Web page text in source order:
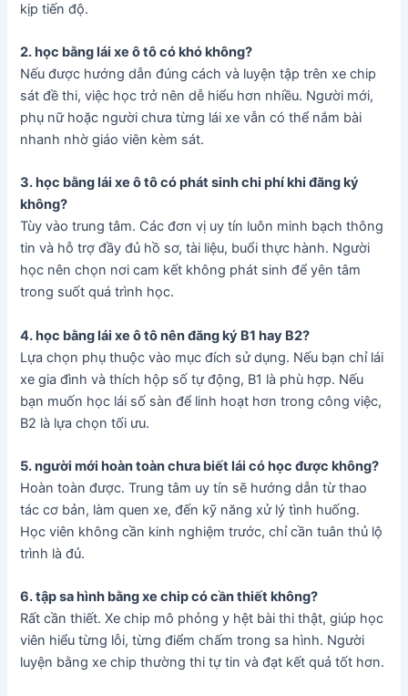
kịp tiến độ.
2. học bằng lái xe ô tô có khó không?
Nếu được hướng dẫn đúng cách và luyện tập trên xe chip
sát đề thi, việc học trở nên dễ hiểu hơn nhiều. Người mới,
phụ nữ hoặc người chưa từng lái xe vẫn có thể nắm bài
nhanh nhờ giáo viên kèm sát.
3. học bằng lái xe ô tô có phát sinh chi phí khi đăng ký
không?
Tùy vào trung tâm. Các đơn vị uy tín luôn minh bạch thông
tin và hỗ trợ đầy đủ hồ sơ, tài liệu, buổi thực hành. Người
học nên chọn nơi cam kết không phát sinh để yên tâm
trong suốt quá trình học.
4. học bằng lái xe ô tô nên đăng ký B1 hay B2?
Lựa chọn phụ thuộc vào mục đích sử dụng. Nếu bạn chỉ lái
xe gia đình và thích hộp số tự động, B1 là phù hợp. Nếu
bạn muốn học lái số sàn để linh hoạt hơn trong công việc,
B2 là lựa chọn tối ưu.
5. người mới hoàn toàn chưa biết lái có học được không?
Hoàn toàn được. Trung tâm uy tín sẽ hướng dẫn từ thao
tác cơ bản, làm quen xe, đến kỹ năng xử lý tình huống.
Học viên không cần kinh nghiệm trước, chỉ cần tuân thủ lộ
trình là đủ.
6. tập sa hình bằng xe chip có cần thiết không?
Rất cần thiết. Xe chip mô phỏng y hệt bài thi thật, giúp học
viên hiểu từng lỗi, từng điểm chấm trong sa hình. Người
luyện bằng xe chip thường thi tự tin và đạt kết quả tốt hơn.